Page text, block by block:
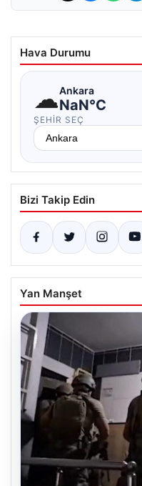
Hava Durumu
☁Ankara
NaN°C
ŞEHIR SEÇ
Bizi Takip Edin
Yan Manşet